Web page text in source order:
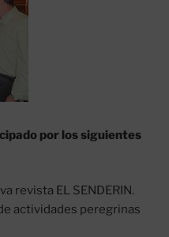
por los siguientes
revista EL SENDERIN.
actividades peregrinas